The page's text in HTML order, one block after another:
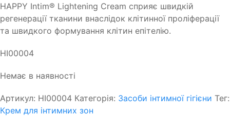
HAPPY Intim® Lightening Cream сприяє швидкій
регенерації тканини внаслідок клітинної проліферації
та швидкого формування клітин епітелію.
HI00004
Немає в наявності
Артикул: HI00004 Категорія: Засоби інтимної гігієни Тег:
Крем для інтимних зон